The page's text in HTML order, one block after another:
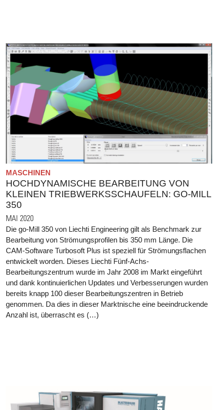
MASCHINEN
HOCHDYNAMISCHE BEARBEITUNG VON
KLEINEN TRIEBWERKSSCHAUFELN: GO-MILL
350
MAI 2020
Die go-Mill 350 von Liechti Engineering gilt als Benchmark zur
Bearbeitung von Strömungsprofilen bis 350 mm Länge. Die
CAM-Software Turbosoft Plus ist speziell für Strömungsflachen
entwickelt worden. Dieses Liechti Fünf-Achs-
Bearbeitungszentrum wurde im Jahr 2008 im Markt eingeführt
und dank kontinuierlichen Updates und Verbesserungen wurden
bereits knapp 100 dieser Bearbeitungszentren in Betrieb
genommen. Da dies in dieser Marktnische eine beeindruckende
Anzahl ist, überrascht es (…)